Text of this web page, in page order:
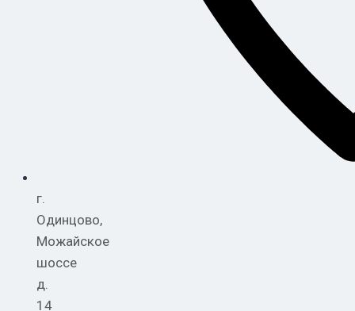
г.
Одинцово,
Можайское
шоссе
д.
14